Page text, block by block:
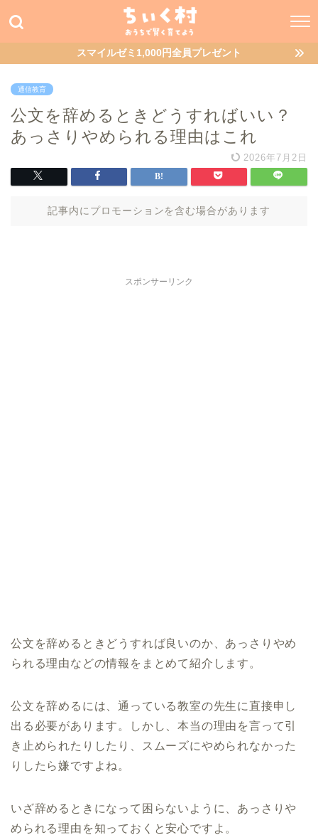
スマイルゼミ1,000円全員プレゼント
通信教育
公文を辞めるときどうすればいい？
あっさりやめられる理由はこれ
2026年7月2日
記事内にプロモーションを含む場合があります
スポンサーリンク
公文を辞めるときどうすれば良いのか、あっさりやめ
られる理由などの情報をまとめて紹介します。
公文を辞めるには、通っている教室の先生に直接申し
出る必要があります。しかし、本当の理由を言って引
き止められたりしたり、スムーズにやめられなかった
りしたら嫌ですよね。
いざ辞めるときになって困らないように、あっさりや
められる理由を知っておくと安心ですよ。